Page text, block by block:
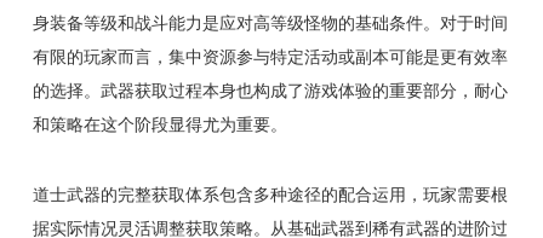
身装备等级和战斗能力是应对高等级怪物的基础条件。对于时间
有限的玩家而言，集中资源参与特定活动或副本可能是更有效率
的选择。武器获取过程本身也构成了游戏体验的重要部分，耐心
和策略在这个阶段显得尤为重要。
道士武器的完整获取体系包含多种途径的配合运用，玩家需要根
据实际情况灵活调整获取策略。从基础武器到稀有武器的进阶过